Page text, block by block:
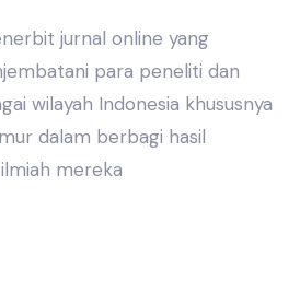
jurnal online yang
para peneliti dan
wilayah Indonesia khususnya
dalam berbagi hasil
mereka